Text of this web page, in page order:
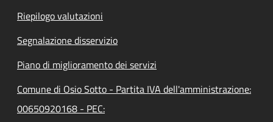
Riepilogo valutazioni
Segnalazione disservizio
Piano di miglioramento dei servizi
Comune di Osio Sotto - Partita IVA dell'amministrazione:
00650920168 - PEC: